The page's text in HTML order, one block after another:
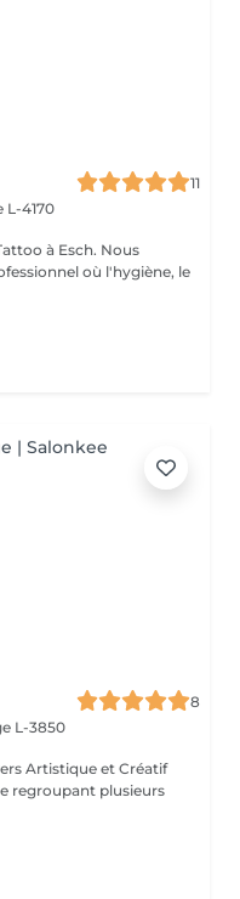
11
L-4170
où l'hygiène, le
8
L-3850
regroupant plusieurs